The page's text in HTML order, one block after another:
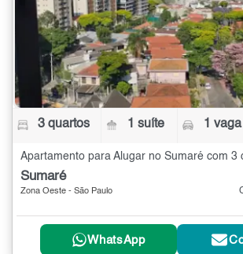
3 quartos 1 suíte 1 vaga
Apartamento para Alugar no Sumaré com 3
Sumaré
Zona Oeste - São Paulo
WhatsApp